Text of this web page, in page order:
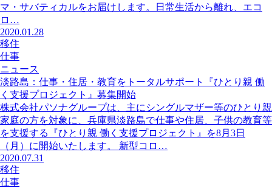
マ・サバティカルをお届けします。日常生活から離れ、エコ
ロ…
2020.01.28
移住
仕事
ニュース
淡路島：仕事・住居・教育をトータルサポート『ひとり親 働
く支援プロジェクト』募集開始
株式会社パソナグループは、主にシングルマザー等のひとり親
家庭の方を対象に、兵庫県淡路島で仕事や住居、子供の教育等
を支援する『ひとり親 働く支援プロジェクト』を8月3日
（月）に開始いたします。 新型コロ…
2020.07.31
移住
仕事